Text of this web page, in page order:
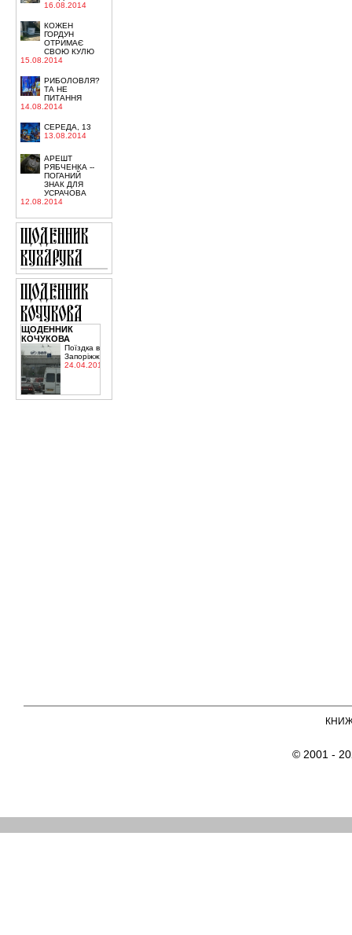
16.08.2014
КОЖЕН
ГОРДУН
ОТРИМАЄ
СВОЮ КУЛЮ
15.08.2014
РИБОЛОВЛЯ?
ТА НЕ
ПИТАННЯ
14.08.2014
СЕРЕДА, 13
13.08.2014
АРЕШТ
РЯБЧЕНКА --
ПОГАНИЙ
ЗНАК ДЛЯ
УСРАЧОВА
12.08.2014
ЩОДЕННИК
КОЧУКОВА
Поїздка в
Запоріжжя
24.04.2015
© 2001 -